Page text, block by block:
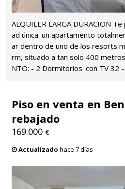
ALQUILER LARGA DURACION
ad única: un apartamento
ar dentro de uno de los resorts
rm, situado a tan solo 400 metros
NTO: - 2 Dormitorios. con TV 32 -
Piso en venta en
rebajado
169.000 €
Actualizado hace 7 días